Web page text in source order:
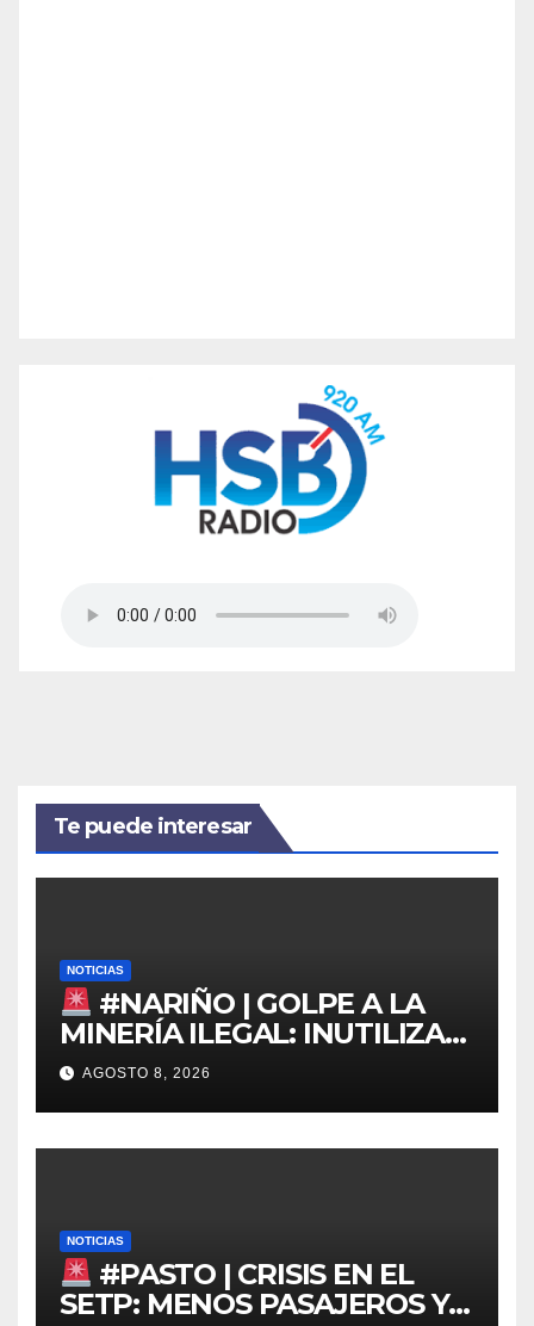
Te puede interesar
NOTICIAS
#NARIÑO | GOLPE A LA
MINERÍA ILEGAL: INUTILIZAN
DRAGA EN EL PACÍFICO
AGOSTO 8, 2026
NOTICIAS
#PASTO | CRISIS EN EL
SETP: MENOS PASAJEROS Y